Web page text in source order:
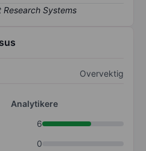
Overvektig
Analytikere
6
0